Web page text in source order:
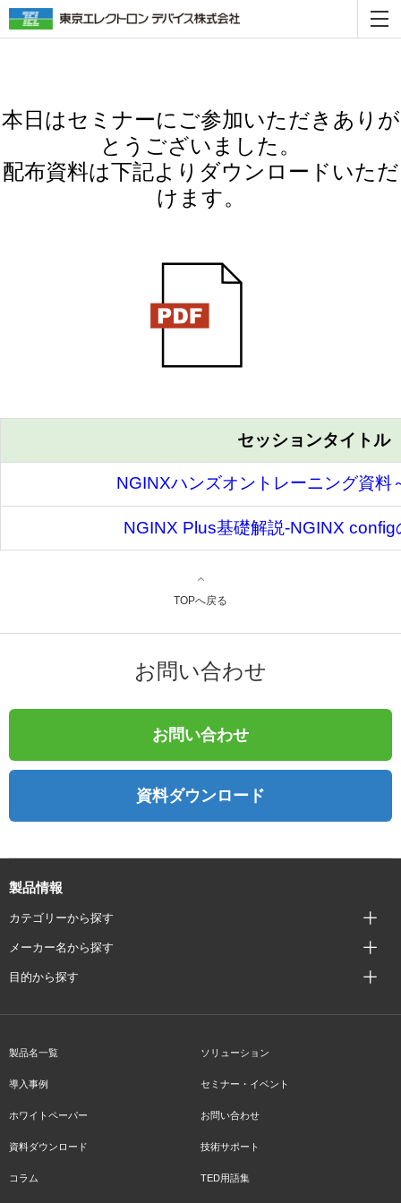
本日はセミナーに ご参加いただき ありが
とうございました。
配布資料は下記よりダウンロードいただ
けます。
セッションタイトル
NGINXハンズオントレーニング資料
NGINX Plus基礎解説-NGINX config
TOPへ戻る
お問い合わせ
お問い合わせ
資料ダウンロード
製品情報
カテゴリーから探す
メーカー名から探す
目的から探す
製品名一覧 ソリューション
導入事例 セミナー・イベント
ホワイトペーパー お問い合わせ
資料ダウンロード 技術サポート
コラム TED用語集